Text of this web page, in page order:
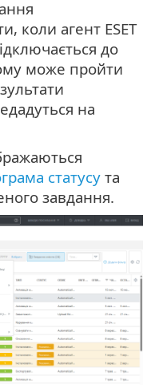
коли агент ESET
до
може пройти
на
статусу та
завдання.